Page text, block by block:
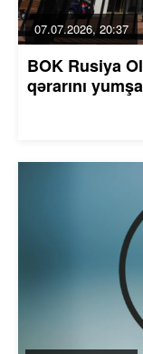
07.07.2026, 20:37
BOK Rusiya
qərarını